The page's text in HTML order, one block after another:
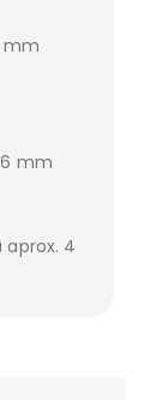
mm
mm
aprox. 4